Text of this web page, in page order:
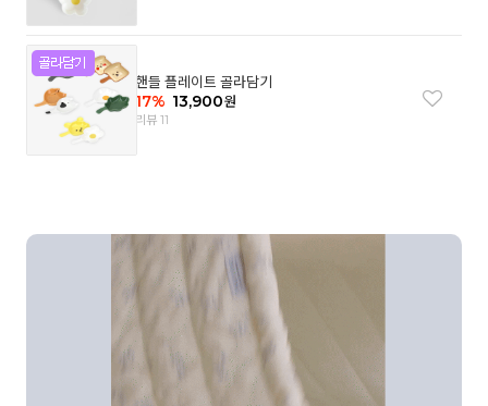
핸들 플레이트 골라담기
17% 13,900원
리뷰 11